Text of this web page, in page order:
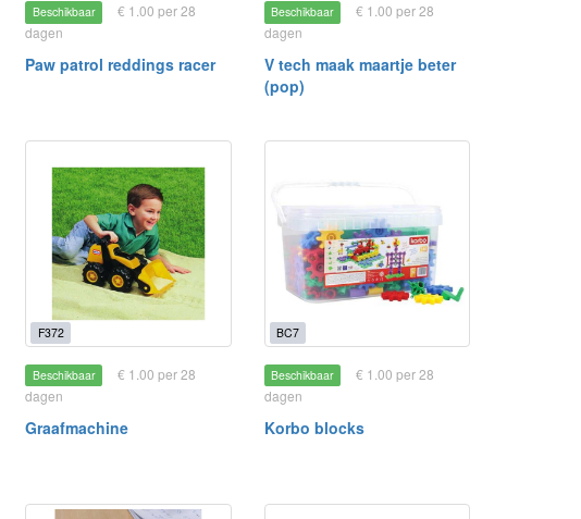
Beschikbaar
€ 1.00 per 28
dagen
Paw patrol reddings racer
Beschikbaar
€ 1.00 per 28
dagen
V tech maak maartje beter
(pop)
F372
Beschikbaar
€ 1.00 per 28
dagen
Graafmachine
BC7
Beschikbaar
€ 1.00 per 28
dagen
Korbo blocks